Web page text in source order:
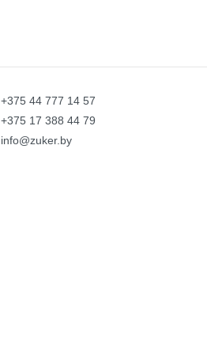
+375 44 777 14 57
+375 17 388 44 79
info@zuker.by